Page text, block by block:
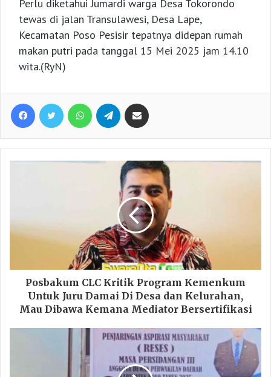
Perlu diketahui Jumardi warga Desa Tokorondo
tewas di jalan Transulawesi, Desa Lape,
Kecamatan Poso Pesisir tepatnya didepan rumah
makan putri pada tanggal 15 Mei 2025 jam 14.10
wita.(RyN)
Facebook Twitter WhatsApp Telegram
Posbakum CLC Kritik Program Kemenkum
Untuk Juru Damai Di Desa dan Kelurahan,
Mau Dibawa Kemana Mediator Bersertifikasi